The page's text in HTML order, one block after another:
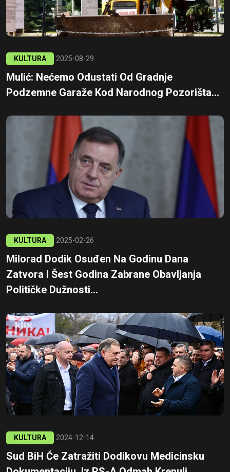
KULTURA 2025-08-29
Mulić: Nećemo Odustati Od Gradnje
Podzemne Garaže Kod Narodnog Pozorišta...
KULTURA 2025-02-26
Milorad Dodik Osuđen Na Godinu Dana
Zatvora I Šest Godina Zabrane Obavljanja
Političke Dužnosti...
KULTURA 2024-12-14
Sud BiH Će Zatražiti Dodikovu Medicinsku